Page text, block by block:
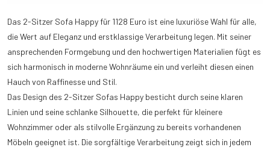
Das 2-Sitzer Sofa Happy für 1128 Euro ist eine luxuriöse Wahl für alle,
die Wert auf Eleganz und erstklassige Verarbeitung legen. Mit seiner
ansprechenden Formgebung und den hochwertigen Materialien fügt es
sich harmonisch in moderne Wohnräume ein und verleiht diesen einen
Hauch von Raffinesse und Stil.
Das Design des 2-Sitzer Sofas Happy besticht durch seine klaren
Linien und seine schlanke Silhouette, die perfekt für kleinere
Wohnzimmer oder als stilvolle Ergänzung zu bereits vorhandenen
Möbeln geeignet ist. Die sorgfältige Verarbeitung zeigt sich in jedem